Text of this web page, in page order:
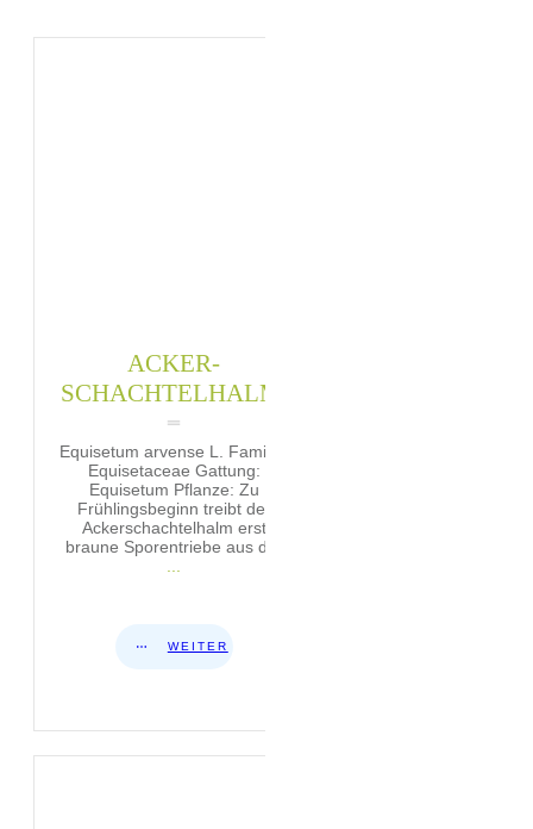
ACKER-
SCHACHTELHALM
Equisetum arvense L. Familie:
Equisetaceae Gattung:
Equisetum Pflanze: Zu
Frühlingsbeginn treibt der
Ackerschachtelhalm erst
braune Sporentriebe aus der
WEITER